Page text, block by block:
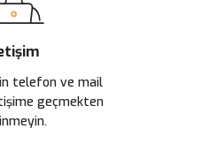
telefon ve mail
geçmekten